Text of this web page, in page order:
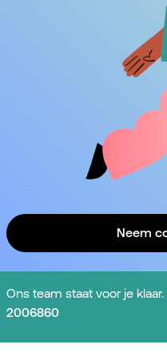
Neem
Ons team staat voor je
2006860